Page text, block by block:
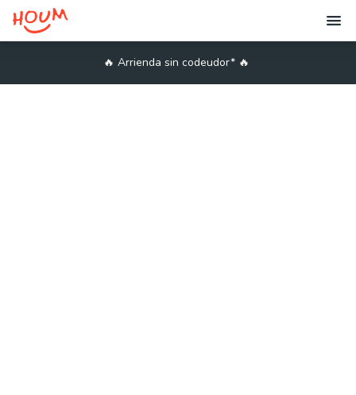
🔥 Arrienda sin codeudor* 🔥